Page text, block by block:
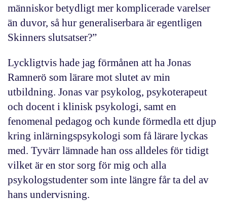
människor betydligt mer komplicerade varelser
än duvor, så hur generaliserbara är egentligen
Skinners slutsatser?”
Lyckligtvis hade jag förmånen att ha Jonas
Ramnerö som lärare mot slutet av min
utbildning. Jonas var psykolog, psykoterapeut
och docent i klinisk psykologi, samt en
fenomenal pedagog och kunde förmedla ett djup
kring inlärningspsykologi som få lärare lyckas
med. Tyvärr lämnade han oss alldeles för tidigt
vilket är en stor sorg för mig och alla
psykologstudenter som inte längre får ta del av
hans undervisning.